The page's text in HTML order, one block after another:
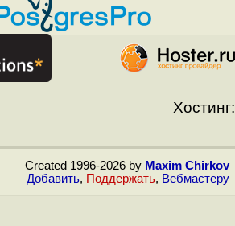
Хостинг:
Created 1996-2026 by Maxim Chirkov
Добавить, Поддержать, Вебмастеру